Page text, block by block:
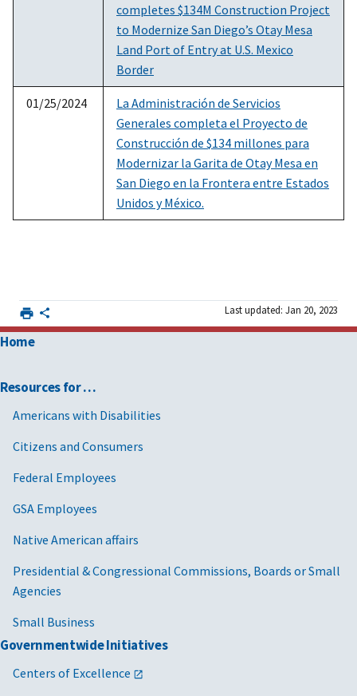
completes $134M Construction Project
to Modernize San Diego’s Otay Mesa
Land Port of Entry at U.S. Mexico
Border
01/25/2024
La Administración de Servicios
Generales completa el Proyecto de
Construcción de $134 millones para
Modernizar la Garita de Otay Mesa en
San Diego en la Frontera entre Estados
Unidos y México.
Last updated: Jan 20, 2023
Home
Resources for …
Americans with Disabilities
Citizens and Consumers
Federal Employees
GSA Employees
Native American affairs
Presidential & Congressional Commissions, Boards or Small
Agencies
Small Business
Governmentwide Initiatives
Centers of Excellence